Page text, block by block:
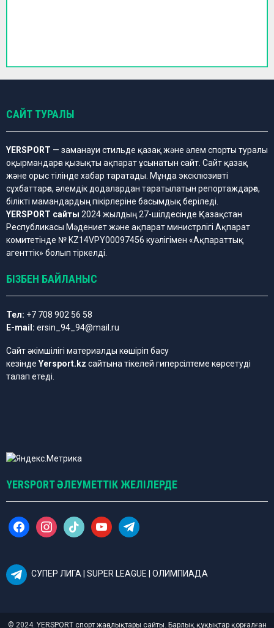
САЙТ ТУРАЛЫ
YERSPORT — заманауи стильде қазақ және әлем спорты туралы
оқырмандарға қызықты ақпарат ұсынатын сайт. Сайт қазақ
және орыс тілінде хабар таратады. Мұнда эксклюзивті
сұхбаттарға, әлемдік додалардан таратылатын репортаждарға,
білікті мамандардың пікірлеріне басымдық беріледі.
YERSPORT сайты 2024 жылдың 27-шілдесінде Қазақстан
Республикасы Мәдениет және ақпарат министрлігі Ақпарат
комитетінде № KZ14VPY00097456 куәлігімен «Ақпараттық
агенттік» болып тіркелді.
БІЗБЕН БАЙЛАНЫС
Тел: +7 708 902 56 58
E-mail: ersin_94_94@mail.ru
Сайт әкімшілігі материалды көшіріп басу
кезінде Yersport.kz сайтына тікелей гиперсілтеме көрсетуді
талап етеді.
YERSPORT ӘЛЕУМЕТТІК ЖЕЛІЛЕРДЕ
f
a
b
o
i
n
a
t
i
o
y
o
u
t
e
g
СУПЕР ЛИГА | SUPER LEAGUE | ОЛИМПИАДА
© 2024. YERSPORT спорт жаңалықтары сайты. Барлық құқықтар қорғалған